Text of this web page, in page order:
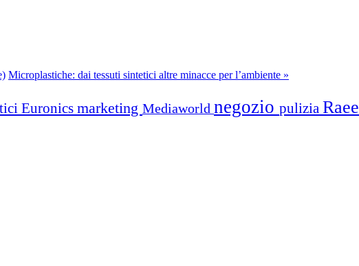
Microplastiche: dai tessuti sintetici altre minacce per l’ambiente »
Euronics marketing Mediaworld negozio pulizia Raee